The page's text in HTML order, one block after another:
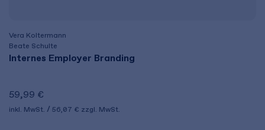
Vera Koltermann
Beate Schulte
Internes Employer Branding
59,99 €
inkl. MwSt. 56,07 € zzgl. MwSt.